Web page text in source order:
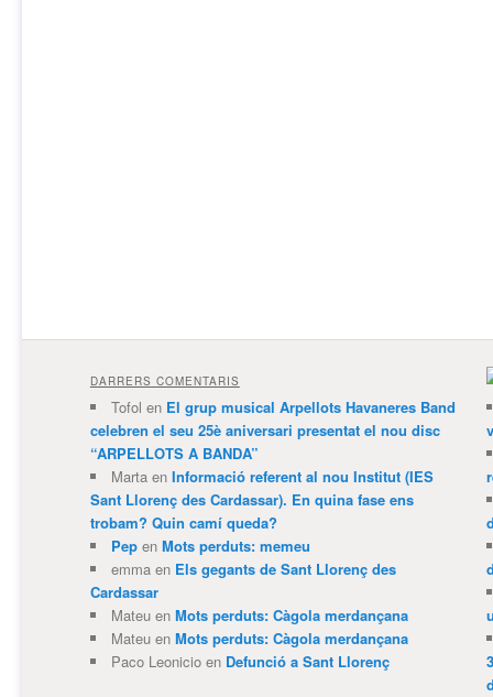
DARRERS COMENTARIS
Tofol en El grup musical Arpellots Havaneres Band
celebren el seu 25è aniversari presentat el nou disc
“ARPELLOTS A BANDA”
Martaen Informació referent al nou Institut (IES
Sant Llorenç des Cardassar). En quina fase ens
trobam? Quin camí queda?
Pepen Mots perduts: memeu
emmaen Els gegants de Sant Llorenç des
Cardassar
Mateuen Mots perduts: Càgola merdançana
Mateuen Mots perduts: Càgola merdançana
Paco Leonicioen Defunció a Sant Llorenç